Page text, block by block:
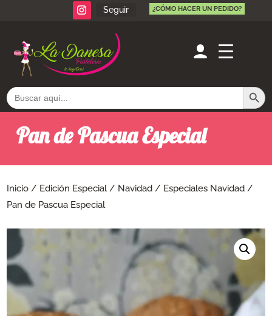
Seguir ¿CÓMO HACER UN PEDIDO?
Buscar: Botón de
Pan de Pascua Especial
Inicio / Edición Especial/ Navidad / Especiales Navidad /
Pan de Pascua Especial